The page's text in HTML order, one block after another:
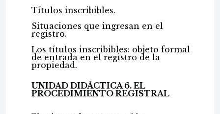
Títulos inscribibles.
Situaciones que ingresan en el
registro.
Los títulos inscribibles: objeto formal
de entrada en el registro de la
propiedad.
UNIDAD DIDÁCTICA 6. EL
PROCEDIMIENTO REGISTRAL